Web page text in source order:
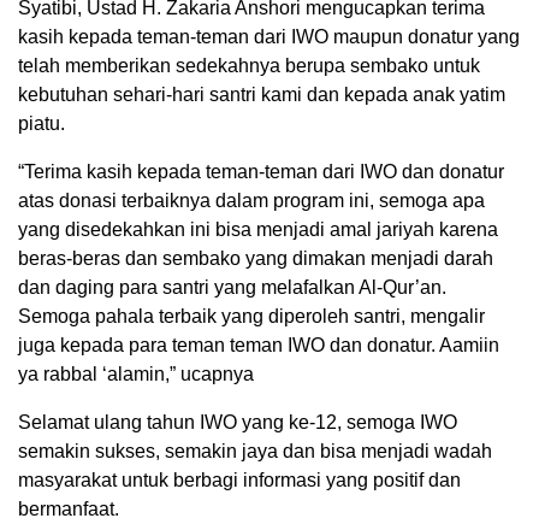
Syatibi, Ustad H. Zakaria Anshori mengucapkan terima
kasih kepada teman-teman dari IWO maupun donatur yang
telah memberikan sedekahnya berupa sembako untuk
kebutuhan sehari-hari santri kami dan kepada anak yatim
piatu.
“Terima kasih kepada teman-teman dari IWO dan donatur
atas donasi terbaiknya dalam program ini, semoga apa
yang disedekahkan ini bisa menjadi amal jariyah karena
beras-beras dan sembako yang dimakan menjadi darah
dan daging para santri yang melafalkan Al-Qur’an.
Semoga pahala terbaik yang diperoleh santri, mengalir
juga kepada para teman teman IWO dan donatur. Aamiin
ya rabbal ‘alamin,” ucapnya
Selamat ulang tahun IWO yang ke-12, semoga IWO
semakin sukses, semakin jaya dan bisa menjadi wadah
masyarakat untuk berbagi informasi yang positif dan
bermanfaat.